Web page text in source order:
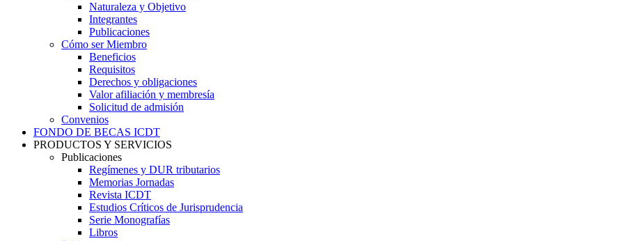
Naturaleza y Objetivo
Integrantes
Publicaciones
Cómo ser Miembro
Beneficios
Requisitos
Derechos y obligaciones
Valor afiliación y membresía​
Solicitud de admisión
Convenios
FONDO DE BECAS ICDT
PRODUCTOS Y SERVICIOS
Publicaciones
Regímenes y DUR tributarios
Memorias Jornadas
Revista ICDT
Estudios Críticos de Jurisprudencia
Serie Monografías
Libros